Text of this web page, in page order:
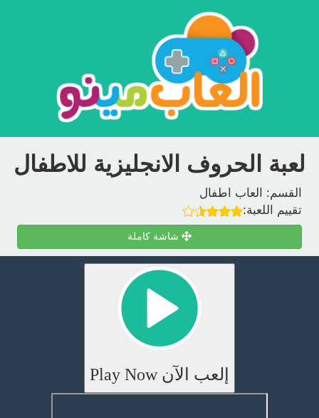
لعبة الحروف الانجليزية للاطفال
القسم:
العاب اطفال
تقييم اللعبة:
شاشة كاملة
إلعب الآن Play Now